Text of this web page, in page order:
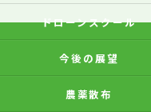
ドローンスクール
今後の展望
農薬散布